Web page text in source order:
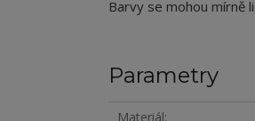
Barvy se mohou mírně
Parametry
Materiál